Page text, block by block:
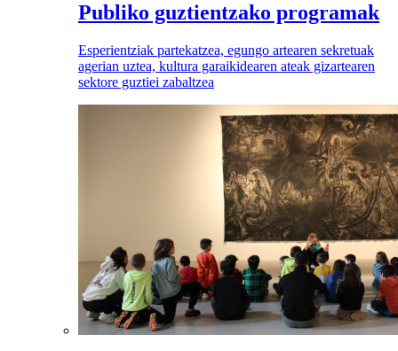
Publiko guztientzako programak
Esperientziak partekatzea, egungo artearen sekretuak
agerian uztea, kultura garaikidearen ateak gizartearen
sektore guztiei zabaltzea